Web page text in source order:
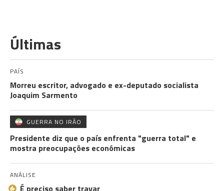
Últimas
PAÍS
Morreu escritor, advogado e ex-deputado socialista
Joaquim Sarmento
GUERRA NO IRÃO
Presidente diz que o país enfrenta "guerra total" e
mostra preocupações económicas
ANÁLISE
É preciso saber travar